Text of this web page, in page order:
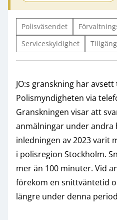
Polisväsendet
Serviceskyldighet
JO:s granskning har
Polismyndigheten via
Granskningen visar att
anmälningar under andra
inledningen av 2023 varit
i polisregion Stockholm.
mer än 100 minuter. Vid
förekom en snittväntetid
längre under denna